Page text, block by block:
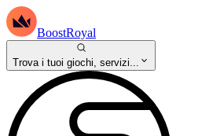
BoostRoyal
Trova i tuoi giochi, servizi...